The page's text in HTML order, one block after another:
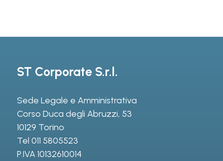
ST Corporate S.r.l.
Sede Legale e Amministrativa
Corso Duca degli Abruzzi, 53
10129 Torino
Tel 011 5805523
P.IVA 10132610014